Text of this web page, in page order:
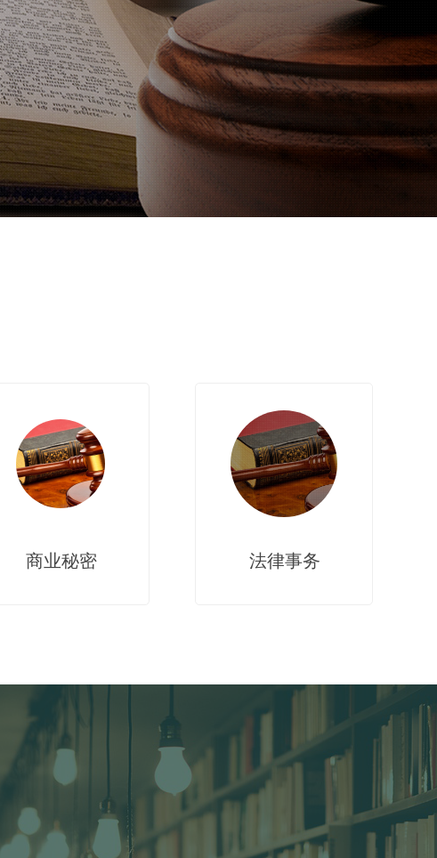
法律事务
商业秘密